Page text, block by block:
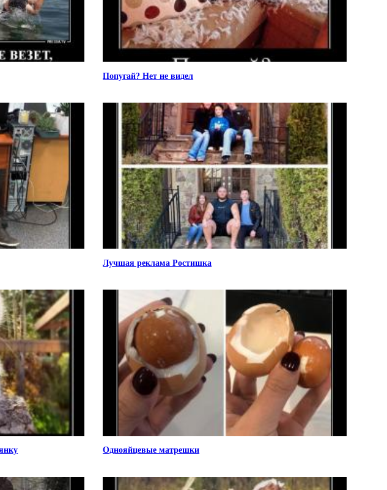
Попугай? Нет не видел
Лучшая реклама Ростишка
Однояйцевые матрешки